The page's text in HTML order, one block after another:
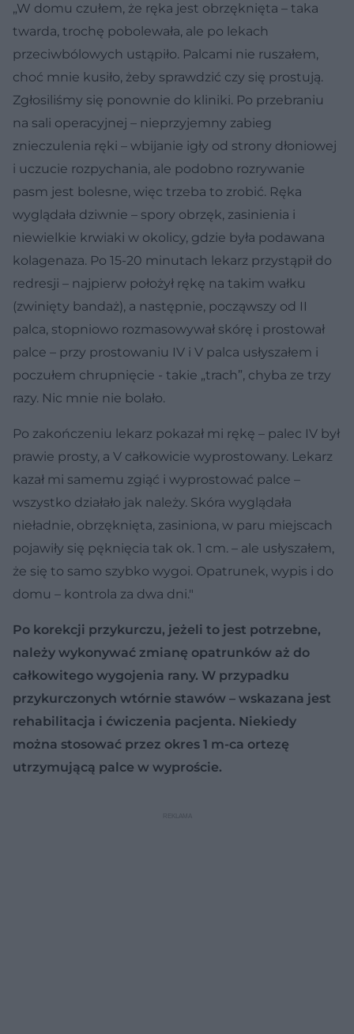
„W domu czułem, że ręka jest obrzęknięta – taka
twarda, trochę pobolewała, ale po lekach
przeciwbólowych ustąpiło. Palcami nie ruszałem,
choć mnie kusiło, żeby sprawdzić czy się prostują.
Zgłosiliśmy się ponownie do kliniki. Po przebraniu
na sali operacyjnej – nieprzyjemny zabieg
znieczulenia ręki – wbijanie igły od strony dłoniowej
i uczucie rozpychania, ale podobno rozrywanie
pasm jest bolesne, więc trzeba to zrobić. Ręka
wyglądała dziwnie – spory obrzęk, zasinienia i
niewielkie krwiaki w okolicy, gdzie była podawana
kolagenaza. Po 15-20 minutach lekarz przystąpił do
redresji – najpierw położył rękę na takim wałku
(zwinięty bandaż), a następnie, począwszy od II
palca, stopniowo rozmasowywał skórę i prostował
palce – przy prostowaniu IV i V palca usłyszałem i
poczułem chrupnięcie - takie „trach”, chyba ze trzy
razy. Nic mnie nie bolało.
Po zakończeniu lekarz pokazał mi rękę – palec IV był
prawie prosty, a V całkowicie wyprostowany. Lekarz
kazał mi samemu zgiąć i wyprostować palce –
wszystko działało jak należy. Skóra wyglądała
nieładnie, obrzęknięta, zasiniona, w paru miejscach
pojawiły się pęknięcia tak ok. 1 cm. – ale usłyszałem,
że się to samo szybko wygoi. Opatrunek, wypis i do
domu – kontrola za dwa dni."
Po korekcji przykurczu, jeżeli to jest potrzebne,
należy wykonywać zmianę opatrunków aż do
całkowitego wygojenia rany. W przypadku
przykurczonych wtórnie stawów – wskazana jest
rehabilitacja i ćwiczenia pacjenta. Niekiedy
można stosować przez okres 1 m-ca ortezę
utrzymującą palce w wyproście.